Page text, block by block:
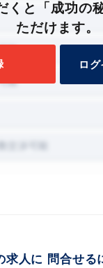
くと「成功の
ただけます。
ロ
能
求人に 問合せる